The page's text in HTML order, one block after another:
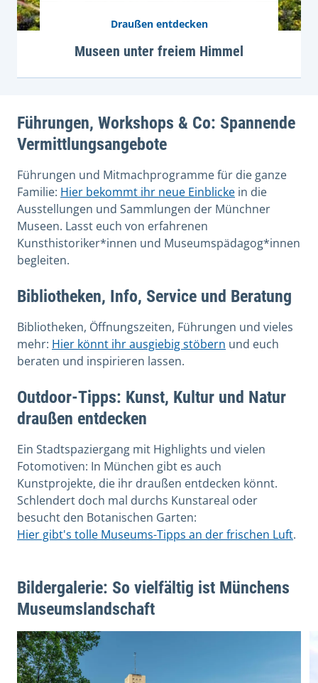
Draußen entdecken
Museen unter freiem Himmel
Führungen, Workshops & Co: Spannende
Vermittlungsangebote
Führungen und Mitmachprogramme für die ganze
Familie: Hier bekommt ihr neue Einblicke in die
Ausstellungen und Sammlungen der Münchner
Museen. Lasst euch von erfahrenen
Kunsthistoriker*innen und Museumspädagog*innen
begleiten.
Bibliotheken, Info, Service und Beratung
Bibliotheken, Öffnungszeiten, Führungen und vieles
mehr: Hier könnt ihr ausgiebig stöbern und euch
beraten und inspirieren lassen.
Outdoor-Tipps: Kunst, Kultur und Natur
draußen entdecken
Ein Stadtspaziergang mit Highlights und vielen
Fotomotiven: In München gibt es auch
Kunstprojekte, die ihr draußen entdecken könnt.
Schlendert doch mal durchs Kunstareal oder
besucht den Botanischen Garten:
Hier gibt's tolle Museums-Tipps an der frischen Luft.
Bildergalerie: So vielfältig ist Münchens
Museumslandschaft
View image in modal